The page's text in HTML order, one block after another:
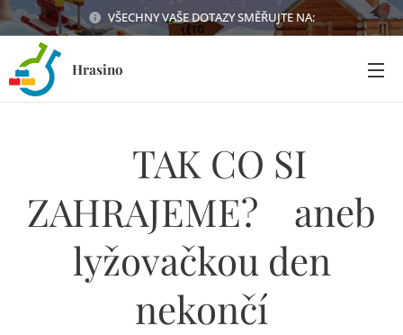
VŠECHNY VAŠE DOTAZY SMĚŘUJTE NA:
Hrasino
TAK CO SI
ZAHRAJEME? aneb
lyžovačkou den
nekončí